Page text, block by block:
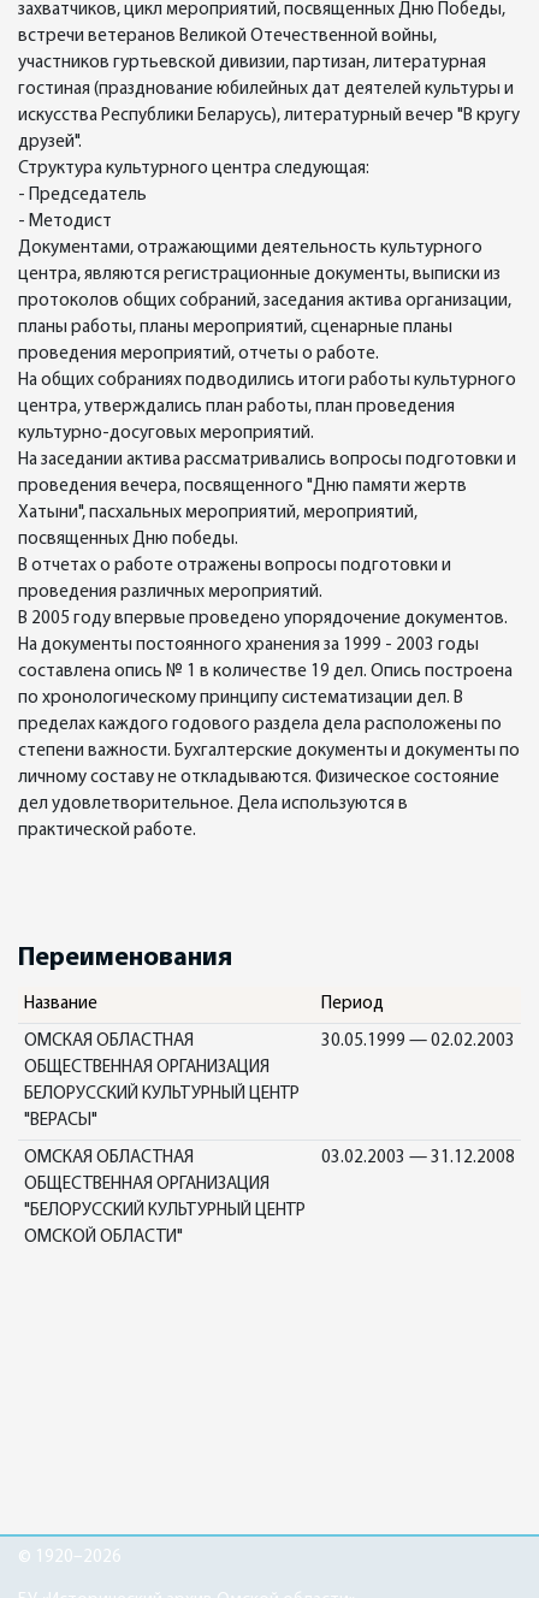
захватчиков, цикл мероприятий, посвященных Дню Победы,
встречи ветеранов Великой Отечественной войны,
участников гуртьевской дивизии, партизан, литературная
гостиная (празднование юбилейных дат деятелей культуры и
искусства Республики Беларусь), литературный вечер "В кругу
друзей".
Структура культурного центра следующая:
- Председатель
- Методист
Документами, отражающими деятельность культурного
центра, являются регистрационные документы, выписки из
протоколов общих собраний, заседания актива организации,
планы работы, планы мероприятий, сценарные планы
проведения мероприятий, отчеты о работе.
На общих собраниях подводились итоги работы культурного
центра, утверждались план работы, план проведения
культурно-досуговых мероприятий.
На заседании актива рассматривались вопросы подготовки и
проведения вечера, посвященного "Дню памяти жертв
Хатыни", пасхальных мероприятий, мероприятий,
посвященных Дню победы.
В отчетах о работе отражены вопросы подготовки и
проведения различных мероприятий.
В 2005 году впервые проведено упорядочение документов.
На документы постоянного хранения за 1999 - 2003 годы
составлена опись № 1 в количестве 19 дел. Опись построена
по хронологическому принципу систематизации дел. В
пределах каждого годового раздела дела расположены по
степени важности. Бухгалтерские документы и документы по
личному составу не откладываются. Физическое состояние
дел удовлетворительное. Дела используются в
практической работе.
Переименования
Название Период
ОМСКАЯ ОБЛАСТНАЯ
ОБЩЕСТВЕННАЯ ОРГАНИЗАЦИЯ
БЕЛОРУССКИЙ КУЛЬТУРНЫЙ ЦЕНТР
"ВЕРАСЫ"
30.05.1999 — 02.02.2003
ОМСКАЯ ОБЛАСТНАЯ
ОБЩЕСТВЕННАЯ ОРГАНИЗАЦИЯ
"БЕЛОРУССКИЙ КУЛЬТУРНЫЙ ЦЕНТР
ОМСКОЙ ОБЛАСТИ"
03.02.2003 — 31.12.2008
© 1920–2026